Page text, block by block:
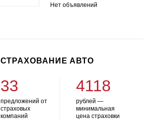
Нет объявлений
СТРАХОВАНИЕ АВТО
33
предложений от
страховых
компаний
4118
рублей —
минимальная
цена страховки